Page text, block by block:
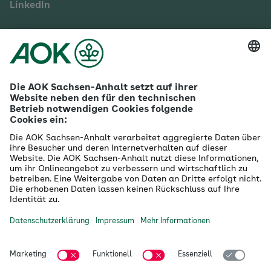
LinkedIn
Mehr zur AOK Sachsen-Anhalt
Karriere
Betriebliches Gesundheitsmanagement
Firmenkunden
Gesundheitspartner
Betreuer- & Bevollmächtigte
Die AOK - Wir über uns
Grounding Page
Innovationsportal
Presse
Selbstverwaltung
Ihre AOK Sachsen-Anhalt vor Ort